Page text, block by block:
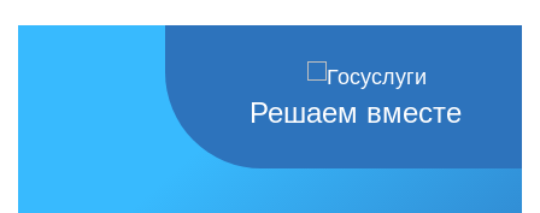
Решаем вместе